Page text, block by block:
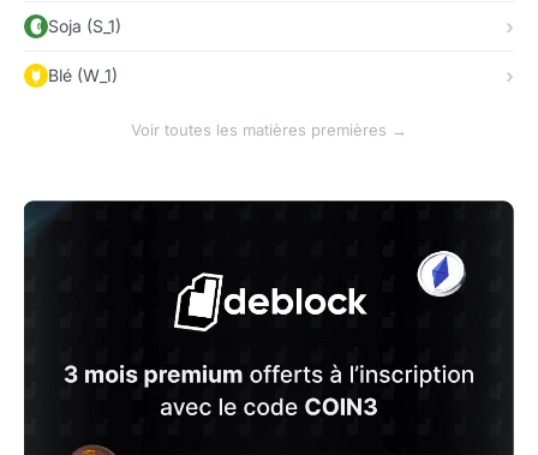
Soja (S_1)
Blé (W_1)
Voir toutes les matières premières →